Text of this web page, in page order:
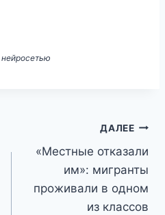
ДАЛЕЕ
«Местные отказали
им»: мигранты
проживали в одном
из классов